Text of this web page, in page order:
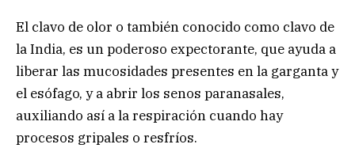
El clavo de olor o también conocido como clavo de
la India, es un poderoso expectorante, que ayuda a
liberar las mucosidades presentes en la garganta y
el esófago, y a abrir los senos paranasales,
auxiliando así a la respiración cuando hay
procesos gripales o resfríos.